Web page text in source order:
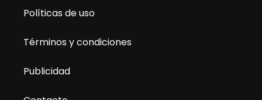
Políticas de uso
Términos y condiciones
Publicidad